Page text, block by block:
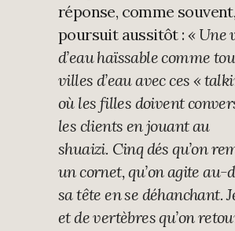
réponse, comme
poursuit aussitôt : « Une
d’eau haïssable comme
villes d’eau avec ces «
où les filles doivent
les clients en jouant au
shuaizi. Cinq dés qu’on
un cornet, qu’on agite au-
sa tête en se déhanchant.
et de vertèbres qu’on